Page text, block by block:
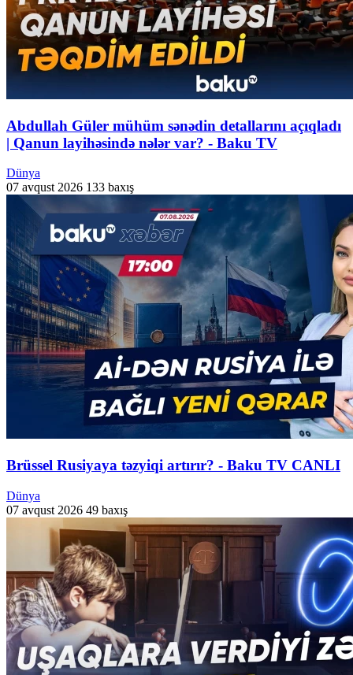
Abdullah Güler mühüm sənədin detallarını açıqladı
| Qanun layihəsində nələr var? - Baku TV
Dünya
07 avqust 2026 133 baxış
Brüssel Rusiyaya təzyiqi artırır? - Baku TV CANLI
Dünya
07 avqust 2026 49 baxış